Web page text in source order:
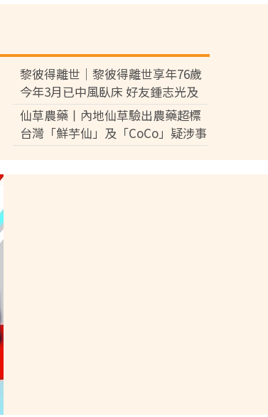
黎彼得離世｜黎彼得離世享年76歲
今年3月已中風臥床 好友鍾志光及
盧宛茵透露黎彼得最後時光
仙草農藥丨內地仙草驗出農藥超標
台灣「鮮芋仙」及「CoCo」疑涉事
供應商急澄清：未流入市面